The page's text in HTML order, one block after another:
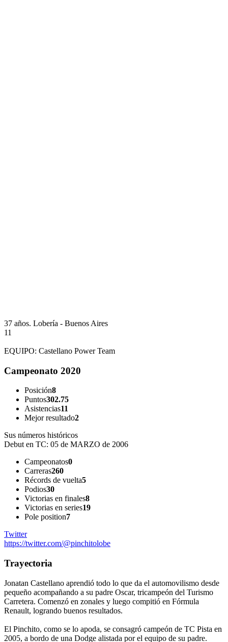
37 años. Lobería - Buenos Aires
11
EQUIPO: Castellano Power Team
Campeonato 2020
Posición8
Puntos302.75
Asistencias11
Mejor resultado2
Sus números históricos
Debut en TC: 05 de MARZO de 2006
Campeonatos0
Carreras260
Récords de vuelta5
Podios30
Victorias en finales8
Victorias en series19
Pole position7
Twitter
https://twitter.com/@pinchitolobe
Trayectoria
Jonatan Castellano aprendió todo lo que da el automovilismo desde
pequeño acompañando a su padre Oscar, tricampeón del Turismo
Carretera. Comenzó en zonales y luego compitió en Fórmula
Renault, logrando buenos resultados.
El Pinchito, como se lo apoda, se consagró campeón de TC Pista en
2005, a bordo de una Dodge alistada por el equipo de su padre.